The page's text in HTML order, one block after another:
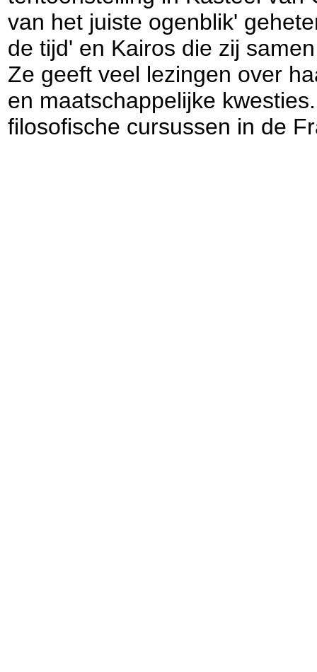
van het juiste ogenblik'
de tijd' en Kairos die zij
Ze geeft veel lezingen over
en maatschappelijke
filosofische cursussen in de